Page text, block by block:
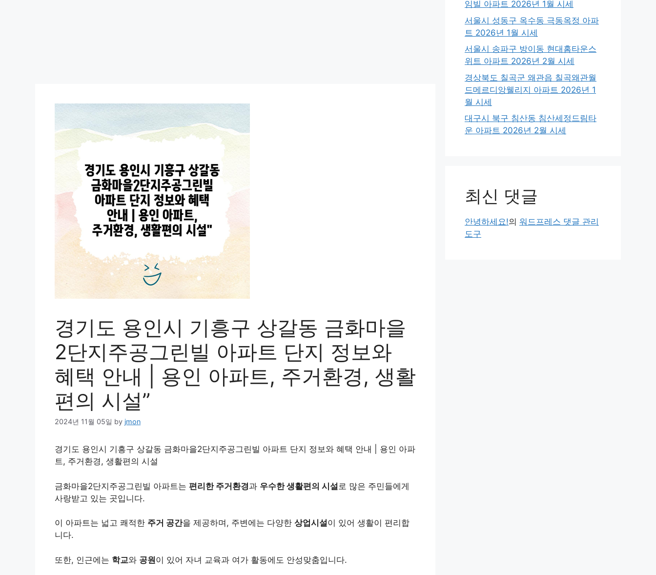
경기도 용인시 기흥구 상갈동 금화마을
2단지주공그린빌 아파트 단지 정보와
혜택 안내 | 용인 아파트, 주거환경, 생활
편의 시설”
2024년 11월 05일 by jmon
경기도 용인시 기흥구 상갈동 금화마을2단지주공그린빌 아파트 단지 정보와 혜택 안내 | 용인 아파
트, 주거환경, 생활편의 시설
금화마을2단지주공그린빌 아파트는 편리한 주거환경과 우수한 생활편의 시설 로 많은 주민들에게
사랑받고 있는 곳입니다.
이 아파트는 넓고 쾌적한 주거 공간을 제공하며, 주변에는 다양한 상업시설이 있어 생활이 편리합
니다.
또한, 인근에는 학교와 공원이 있어 자녀 교육과 여가 활동에도 안성맞춤입니다.
임빌 아파트 2026년 1월 시세
서울시 성동구 옥수동 극동옥정 아파
트 2026년 1월 시세
서울시 송파구 방이동 현대홈타운스
위트 아파트 2026년 2월 시세
경상북도 칠곡군 왜관읍 칠곡왜관월
드메르디앙웰리지 아파트 2026년 1
월 시세
대구시 북구 침산동 침산세정드림타
운 아파트 2026년 2월 시세
최신 댓글
안녕하세요!의 워드프레스 댓글 관리
도구